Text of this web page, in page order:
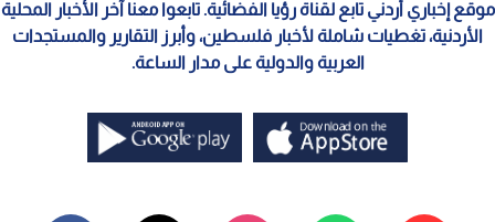
موقع إخباري أردني تابع لقناة رؤيا الفضائية. تابعوا معنا آخر الأخبار المحلية
الأردنية، تغطيات شاملة لأخبار فلسطين، وأبرز التقارير والمستجدات
العربية والدولية على مدار الساعة.